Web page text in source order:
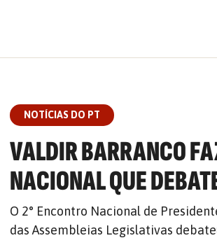
NOTÍCIAS DO PT
VALDIR BARRANCO
NACIONAL QUE
O 2° Encontro Nacional de
das Assembleias Legislativas